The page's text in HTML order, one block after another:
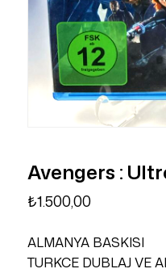
Avengers :
₺1.500,00
ALMANYA BASKISI
TURKCE DUBLAJ VE